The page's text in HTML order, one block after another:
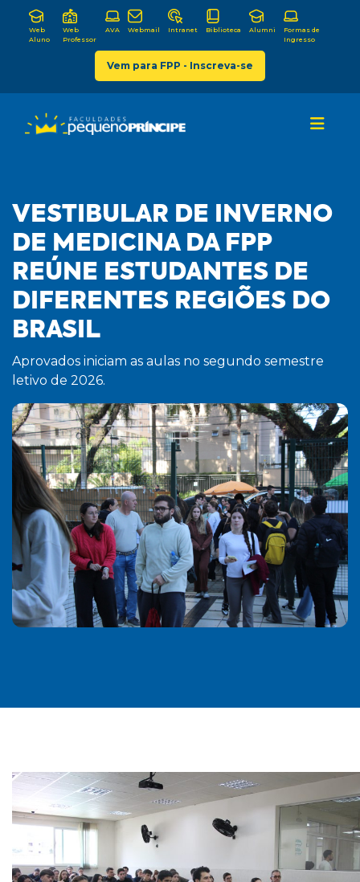
Web
Aluno
Web
Professor
AVA Webmail Intranet Biblioteca Alumni
Formas de
Ingresso
Vem para FPP - Inscreva-se
VESTIBULAR DE INVERNO
DE MEDICINA DA FPP
REÚNE ESTUDANTES DE
DIFERENTES REGIÕES DO
BRASIL
Aprovados iniciam as aulas no segundo semestre
letivo de 2026.